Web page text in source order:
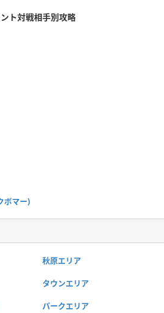
ト対戦相手別攻略
ボマー)
秋原エリア
タウンエリア
パークエリア